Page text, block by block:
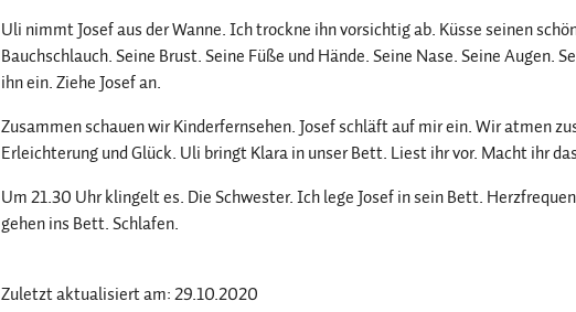
Uli nimmt Josef aus der Wanne. Ich trockne ihn vorsichtig ab. Küsse seinen
Bauchschlauch. Seine Brust. Seine Füße und Hände. Seine Nase. Seine Augen.
ihn ein. Ziehe Josef an.
Zusammen schauen wir Kinderfernsehen. Josef schläft auf mir ein. Wir atmen
Erleichterung und Glück. Uli bringt Klara in unser Bett. Liest ihr vor. Macht ihr
Um 21.30 Uhr klingelt es. Die Schwester. Ich lege Josef in sein Bett.
gehen ins Bett. Schlafen.
Zuletzt aktualisiert am: 29.10.2020